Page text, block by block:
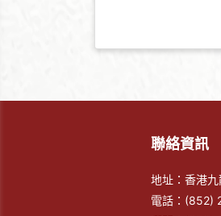
聯絡資訊
地址：香港
電話： (852)